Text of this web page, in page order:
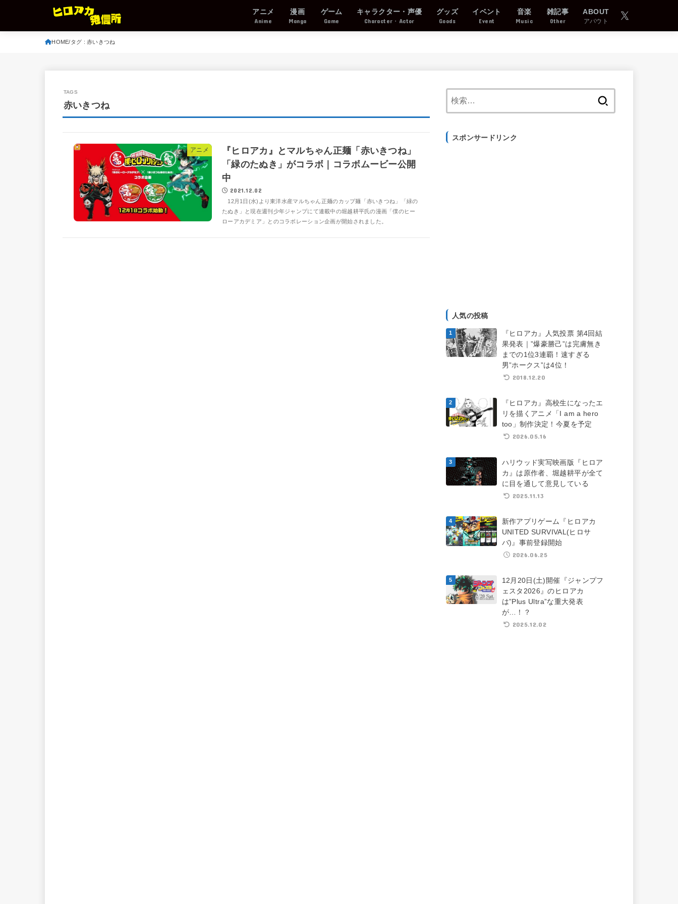
アニメ
Anime
漫画
Manga
ゲーム
Game
キャラクター・声優
Character・Actor
グッズ
Goods
イベント
Event
音楽
Music
雑記事
Other
ABOUT
アバウト
HOME タグ : 赤いきつね
赤いきつね
アニメ
『ヒロアカ』とマルちゃん正麺「赤いきつね」
「緑のたぬき」がコラボ｜コラボムービー公開
中
2021.12.02
12月1日(水)より東洋水産マルちゃん正麺のカップ麺「赤いきつね」「緑の
たぬき」と現在週刊少年ジャンプにて連載中の堀越耕平氏の漫画「僕のヒー
ローアカデミア」とのコラボレーション企画が開始されました。
スポンサードリンク
人気の投稿
『ヒロアカ』人気投票 第4回結
果発表｜”爆豪勝己”は完膚無き
までの1位3連覇！速すぎる
男”ホークス”は4位！
2018.12.20
『ヒロアカ』高校生になったエ
リを描くアニメ「I am a hero
too」制作決定！今夏を予定
2026.05.16
ハリウッド実写映画版『ヒロア
カ』は原作者、堀越耕平が全て
に目を通して意見している
2025.11.13
新作アプリゲーム『ヒロアカ
UNITED SURVIVAL(ヒロサ
バ)』事前登録開始
2026.06.25
12月20日(土)開催『ジャンプフ
ェスタ2026』のヒロアカ
は”Plus Ultra”な重大発表
が…！？
2025.12.02